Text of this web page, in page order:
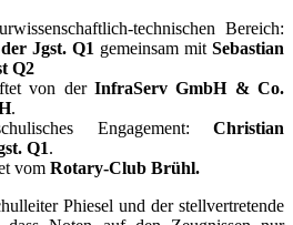
technischen Bereich:
Jgst. Q1 gemeinsam mit Sebastian
Q2
von der InfraServ GmbH & Co.
.
Engagement: Christian
Q1.
vom Rotary-Club Brühl.
Phiesel und der stellvertretende